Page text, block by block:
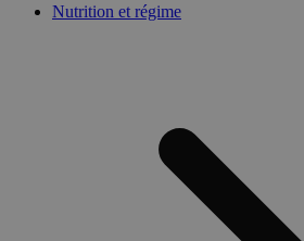
Nutrition et régime